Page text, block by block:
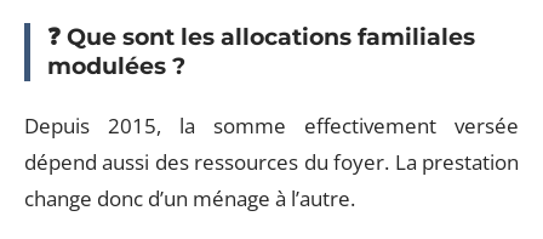
❓ Que sont les allocations familiales
modulées ?
Depuis 2015, la somme effectivement versée
dépend aussi des ressources du foyer. La prestation
change donc d’un ménage à l’autre.